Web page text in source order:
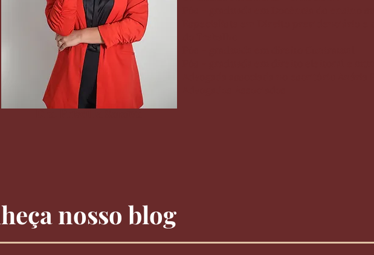
Dra. Priscilla Saraiva
nosso blog